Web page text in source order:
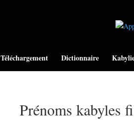
Téléchargement Dictionnaire
Prénoms kabyles